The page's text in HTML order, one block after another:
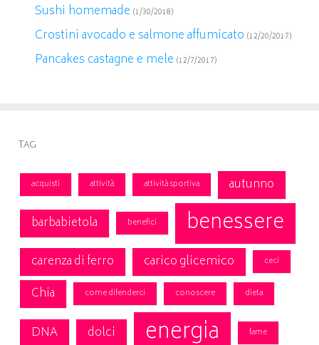
Sushi homemade (1/30/2018)
Crostini avocado e salmone affumicato (12/20/2017)
Pancakes castagne e mele (12/7/2017)
Tag
acquisti attività attività sportiva
autunno
barbabietola
benefici benessere
carenza di ferro carico glicemico ceci
Chia come difenderci conoscere dieta
DNA dolci energia fame